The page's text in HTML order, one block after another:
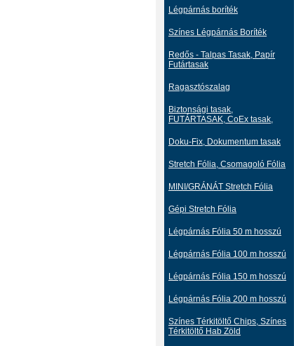
Légpárnás boríték
Színes Légpárnás Boríték
Redős - Talpas Tasak, Papír
Futártasak
Ragasztószalag
Biztonsági tasak,
FUTÁRTASAK, CoEx tasak,
Doku-Fix, Dokumentum tasak
Stretch Fólia, Csomagoló Fólia
MINI/GRÁNÁT Stretch Fólia
Gépi Stretch Fólia
Légpárnás Fólia 50 m hosszú
Légpárnás Fólia 100 m hosszú
Légpárnás Fólia 150 m hosszú
Légpárnás Fólia 200 m hosszú
Színes Térkitöltő Chips, Színes
Térkitöltő Hab Zöld